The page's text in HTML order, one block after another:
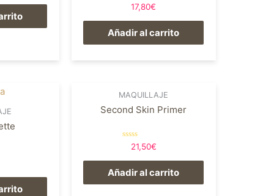
Valorado
0
de
5
17,80€
Añadir al carrito
MAQUILLAJE
Second Skin Primer
Valorado
0
de
5
21,50€
Añadir al carrito